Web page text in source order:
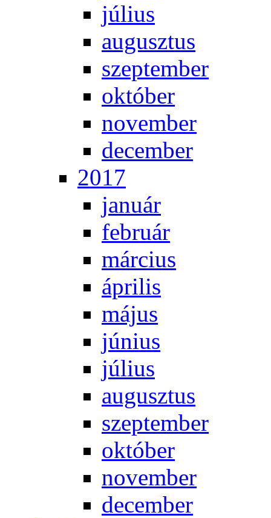
jú­li­us
au­gusz­tus
szep­tem­ber
ok­tó­ber
no­vem­ber
de­cem­ber
2017
ja­nu­ár
feb­ru­ár
már­ci­us
áp­ri­lis
má­jus
jú­ni­us
jú­li­us
au­gusz­tus
szep­tem­ber
ok­tó­ber
no­vem­ber
de­cem­ber